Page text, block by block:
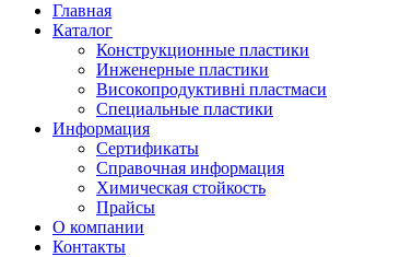
Главная
Каталог
Конструкционные пластики
Инженерные пластики
Високопродуктивні пластмаси
Специальные пластики
Информация
Сертификаты
Справочная информация
Химическая стойкость
Прайсы
О компании
Контакты